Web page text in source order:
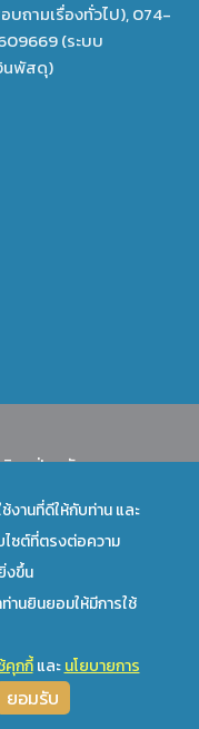
ถามเรื่องทั่วไป), 074-
(ระบบ
นพัสดุ)
ษิณ ฝ่ายมัธยม
งานที่ดีให้กับท่าน และ
ซต์ที่ตรงต่อความ
งขึ้น
านยินยอมให้มีการใช้
คุกกี้และนโยบายการ
ยอมรับ